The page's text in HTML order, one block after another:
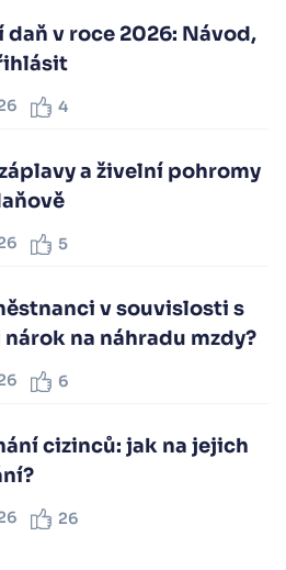
daň v roce 2026: Návod,
4
a živelní pohromy
5
v souvislosti s
na náhradu mzdy?
6
cizinců: jak na jejich
26